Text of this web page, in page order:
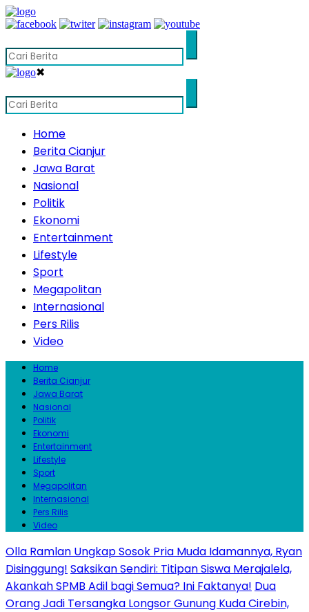
✖
Home
Berita Cianjur
Jawa Barat
Nasional
Politik
Ekonomi
Entertainment
Lifestyle
Sport
Megapolitan
Internasional
Pers Rilis
Video
Home
Berita Cianjur
Jawa Barat
Nasional
Politik
Ekonomi
Entertainment
Lifestyle
Sport
Megapolitan
Internasional
Pers Rilis
Video
Olla Ramlan Ungkap Sosok Pria Muda Idamannya, Ryan
Disinggung! Saksikan Sendiri: Titipan Siswa Merajalela,
Akankah SPMB Adil bagi Semua? Ini Faktanya! Dua
Orang Jadi Tersangka Longsor Gunung Kuda Cirebin,